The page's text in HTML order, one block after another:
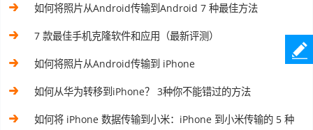
如何将照片从Android传输到Android 7 种最佳方法
7 款最佳手机克隆软件和应用（最新评测）
如何将照片从Android传输到 iPhone
如何从华为转移到iPhone？ 3种你不能错过的方法
如何将 iPhone 数据传输到小米：iPhone 到小米传输的 5 种